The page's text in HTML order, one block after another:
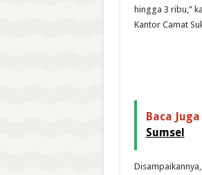
hingga 3 ribu,”
Kantor Camat
Baca Juga
Sumsel